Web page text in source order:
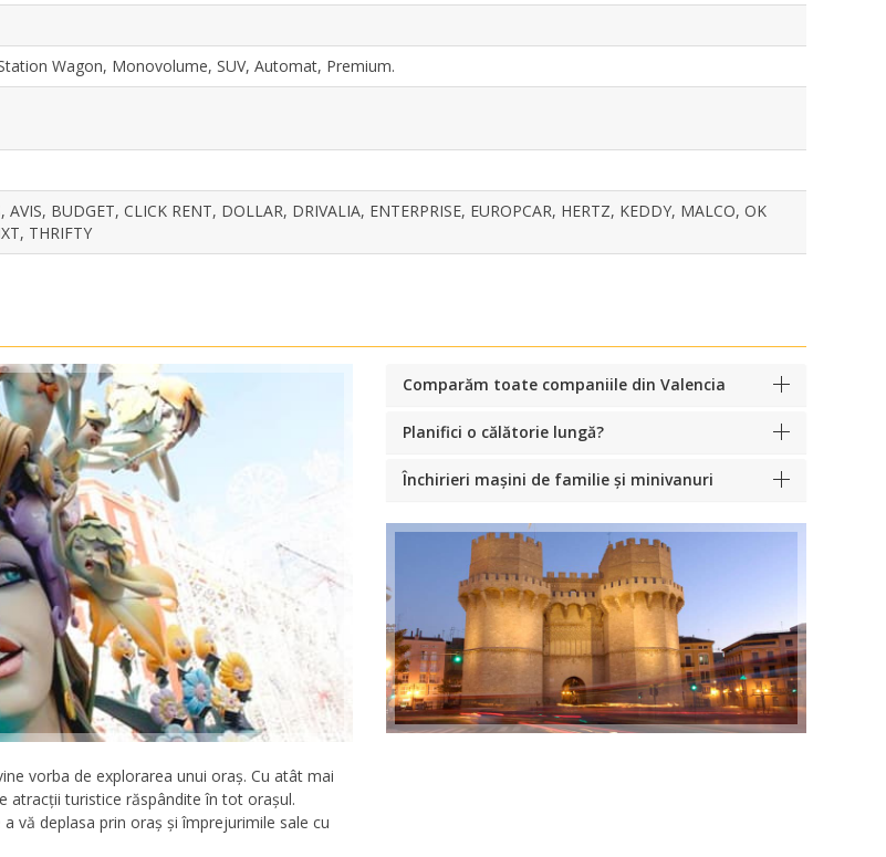
de top
ofertele exclusive ale furnizorilor
Wagon, Monovolume, SUV, Automat, Premium.
BUDGET, CLICK RENT, DOLLAR, DRIVALIA, ENTERPRISE, EUROPCAR, HERTZ, KEDDY, MALCO, OK
THRIFTY
vorba de explorarea unui oraș. Cu atât mai
atracții turistice răspândite în tot orașul.
vă deplasa prin oraș și împrejurimile sale cu
Comparăm toate companiile din Valencia
Planifici o călătorie lungă?
Închirieri mașini de familie și minivanuri